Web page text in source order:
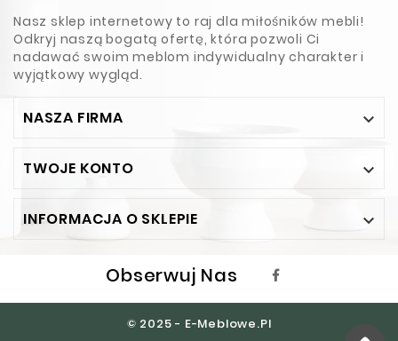
Nasz sklep internetowy to raj dla miłośników mebli!
Odkryj naszą bogatą ofertę, która pozwoli Ci
nadawać swoim meblom indywidualny charakter i
wyjątkowy wygląd.
NASZA FIRMA 
TWOJE KONTO 
INFORMACJA O SKLEPIE 
Obserwuj Nas
© 2025 - E-Meblowe.pl